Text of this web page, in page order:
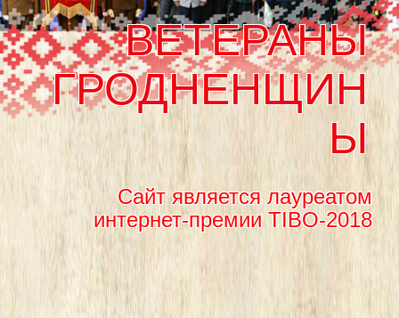
ВЕТЕРАНЫ
ГРОДНЕНЩИН
Ы
Сайт является лауреатом
интернет-премии TIBO-2018